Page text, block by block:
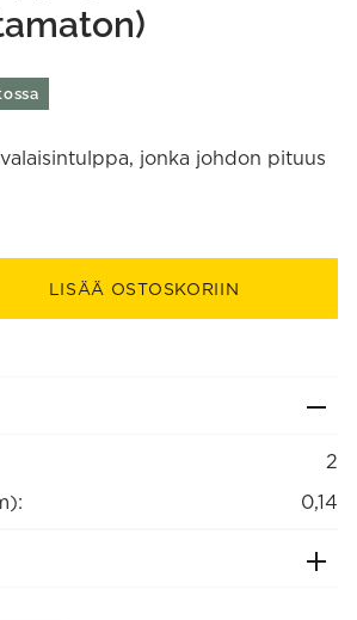
jonka johdon pituus
LISÄÄ OSTOSKORIIN
2
0,14